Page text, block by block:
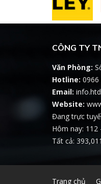
CÔNG TY
Văn Phòng:
Hotline: 0966
Email:
Website:
Đang trực
Hôm nay: 112
Tất cả: 393,011
Trang chủ